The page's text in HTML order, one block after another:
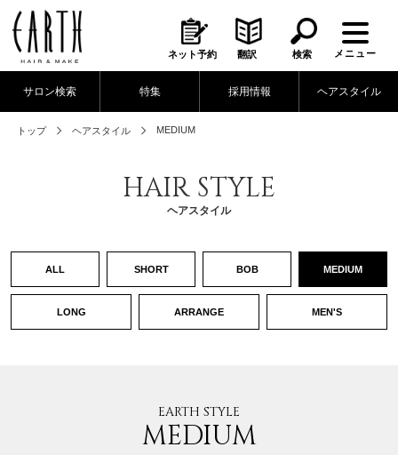
ネット予約 翻訳 検索 メニュー
サロン検索 特集 採用情報 ヘアスタイル
トップ ヘアスタイル MEDIUM
HAIR STYLE
ヘアスタイル
ALL SHORT BOB MEDIUM
LONG ARRANGE MEN'S
EARTH STYLE
MEDIUM